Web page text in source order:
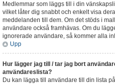
Medlemmar som läggs till i din
vilket låter dig snabbt och enkelt visa
meddelanden till dem. Om det stöds i
användare också framhävas. Om du
ignorerade användare, så kommer alla
Upp
Hur lägger jag till / tar jag bort
användareslista?
Du kan lägga till användare till din lista